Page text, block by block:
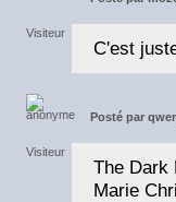
C'est
Posté par
The Dark
Marie